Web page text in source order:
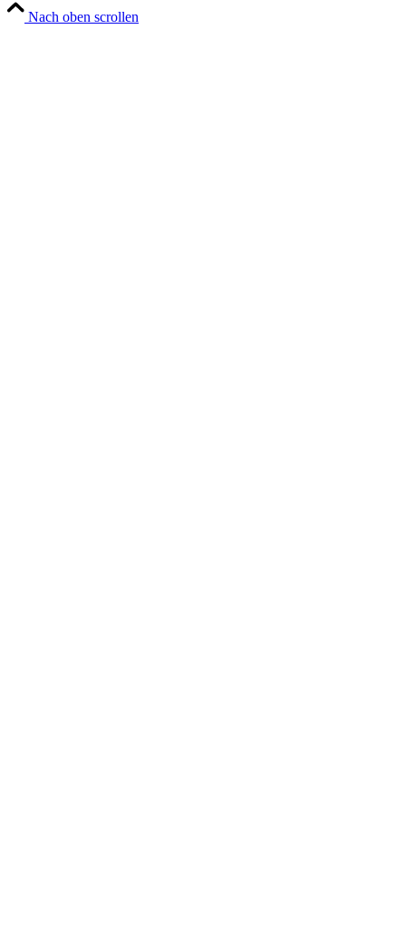
Nach oben scrollen